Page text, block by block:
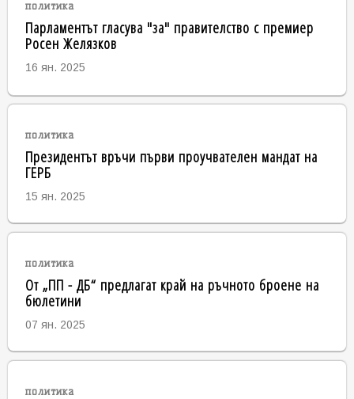
политика
Парламентът гласува "за" правителство с премиер
Росен Желязков
16 ян. 2025
политика
Президентът връчи първи проучвателен мандат на
ГЕРБ
15 ян. 2025
политика
От „ПП - ДБ“ предлагат край на ръчното броене на
бюлетини
07 ян. 2025
политика